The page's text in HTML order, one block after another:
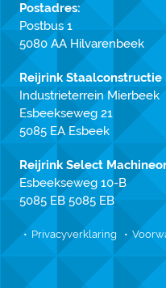
Postadres:
Postbus 1
5080 AA Hilvarenbeek
Reijrink Staalconstructie
Industrieterrein Mierbeek
Esbeekseweg 21
5085 EA Esbeek
Reijrink Select
Esbeekseweg 10-B
5085 EB 5085 EB
Privacyverklaring